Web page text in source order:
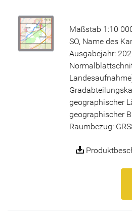
Maßstab 1:10
SO, Name des
Ausgabejahr:
geographischer
geographischer
Raumbezug: